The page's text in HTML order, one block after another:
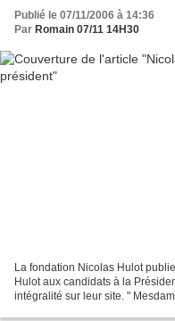
Publié le 07/11/2006 à 14:36
Par Romain 07/11 14H30
La fondation Nicolas Hulot
Hulot aux candidats à la
intégralité sur leur site. "